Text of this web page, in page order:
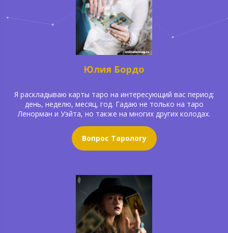
Юлия Бордо
Я раскладываю карты таро на интересующий вас период:
день, неделю, месяц, год. Гадаю не только на таро
Ленорман и Уэйта, но также на многих других колодах.
Вопрос Тарологу